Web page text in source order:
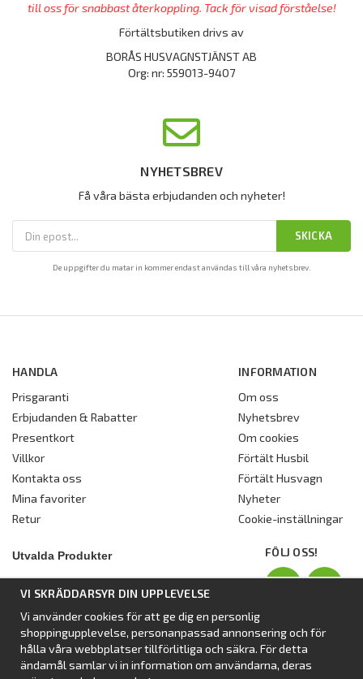
till oss för snabbast återkoppling. Tack för visad förståelse!
Förtältsbutiken drivs av
BORÅS HUSVAGNSTJÄNST AB
Org: nr: 559013-9407
NYHETSBREV
Få våra bästa erbjudanden och nyheter!
SKICKA
De uppgifter du matar in kommer endast användas till våra nyhetsbrev.
HANDLA
Prisgaranti
Erbjudanden & Rabatter
Presentkort
Villkor
Kontakta oss
Mina favoriter
Retur
INFORMATION
Om oss
Nyhetsbrev
Om cookies
Förtält Husbil
Förtält Husvagn
Nyheter
Cookie-inställningar
Utvalda Produkter
Isabellas Året runt tält Villa
Förtält från Dometic
Förtält Isabella
FÖLJ OSS!
VI SKRÄDDARSYR DIN UPPLEVELSE
Vi använder cookies för att ge dig en personlig
shoppingupplevelse, personanpassad annonsering och för
hålla våra webbplatser tillförlitliga och säkra. För detta
ändamål samlar vi in information om användarna, deras